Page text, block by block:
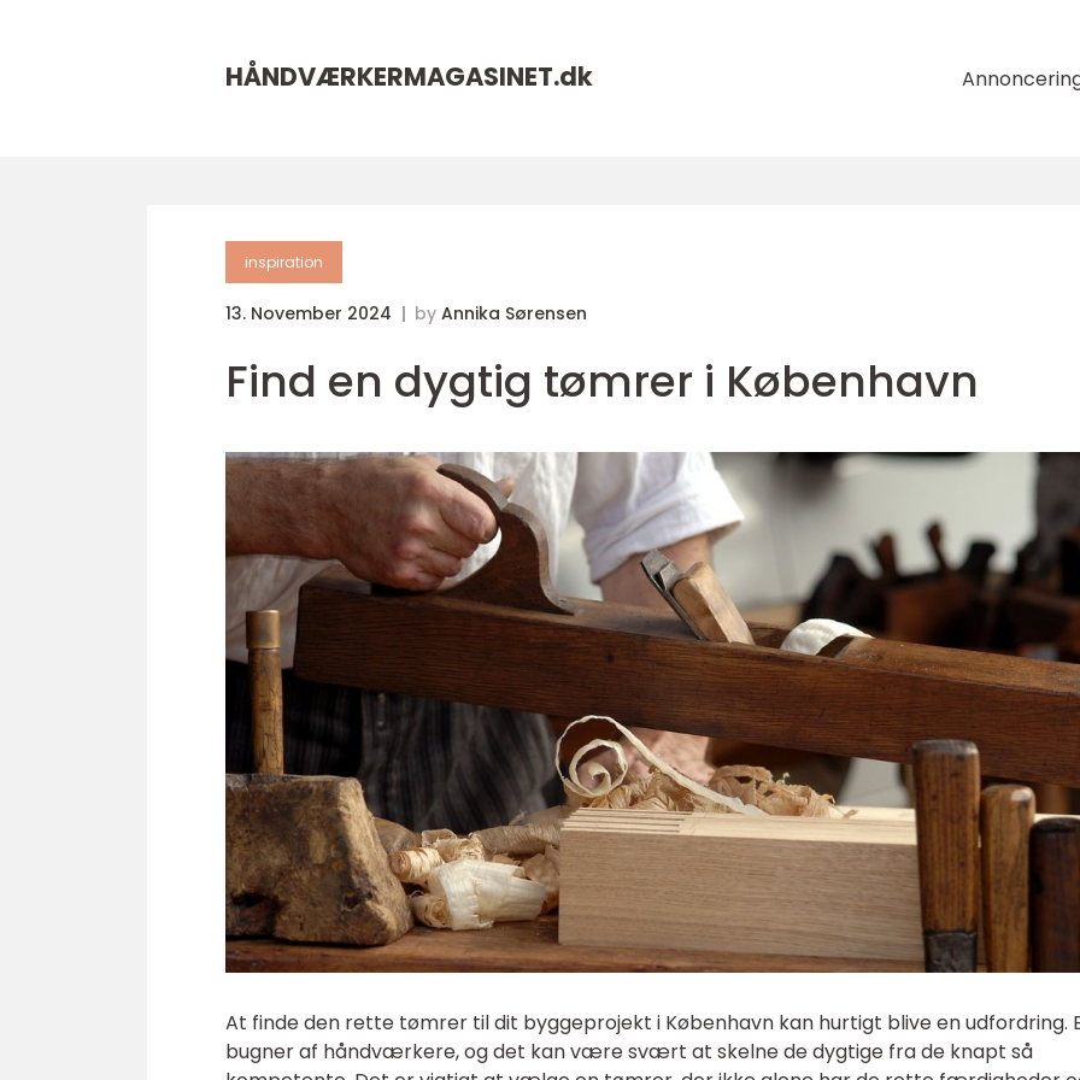
HÅNDVÆRKERMAGASINET.dk
inspiration
13. November 2024 by Annika Sørensen
Find en dygtig tømrer i København
At finde den rette tømrer til dit byggeprojekt i København kan hurtigt blive en udfordring.
bugner af håndværkere, og det kan være svært at skelne de dygtige fra de knapt så